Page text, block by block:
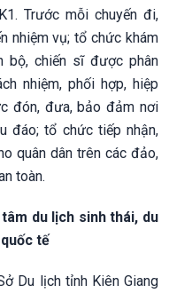
Trước mỗi chuyến đi,
nhiệm vụ; tổ chức khám
bộ, chiến sĩ được phân
nhiệm, phối hợp, hiệp
đón, đưa, bảo đảm nơi
đáo; tổ chức tiếp nhận,
quân dân trên các đảo,
toàn.
du lịch sinh thái, du
tế
Du lịch tỉnh Kiên Giang